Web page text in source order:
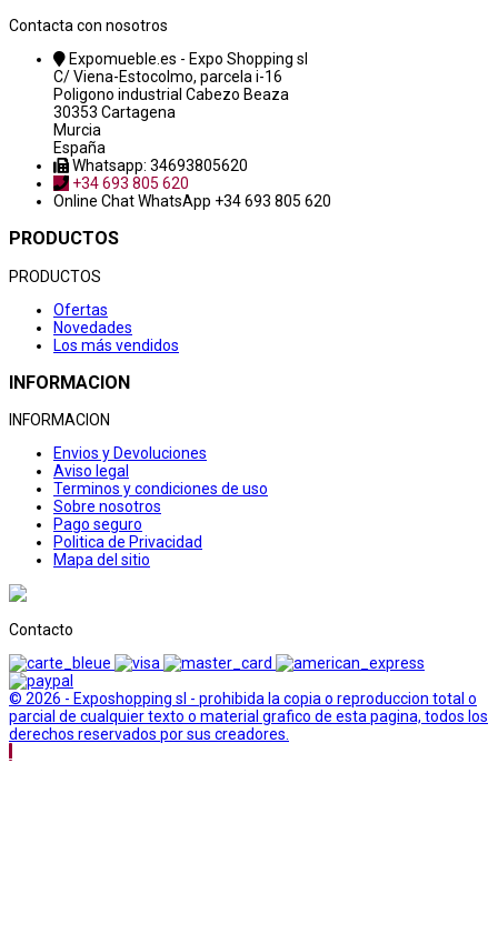
Contacta con nosotros
Expomueble.es - Expo Shopping sl
C/ Viena-Estocolmo, parcela i-16
Poligono industrial Cabezo Beaza
30353 Cartagena
Murcia
España
Whatsapp: 34693805620
+34 693 805 620
Online ChatWhatsApp +34 693 805 620
PRODUCTOS
PRODUCTOS
Ofertas
Novedades
Los más vendidos
INFORMACION
INFORMACION
Envios y Devoluciones
Aviso legal
Terminos y condiciones de uso
Sobre nosotros
Pago seguro
Politica de Privacidad
Mapa del sitio
Contacto
© 2026 - Exposhopping sl - prohibida la copia o reproduccion total o
parcial de cualquier texto o material grafico de esta pagina, todos los
derechos reservados por sus creadores.